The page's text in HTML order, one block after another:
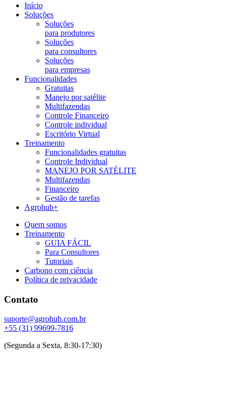
Início
Soluções
Soluções
para produtores
Soluções
para consultores
Soluções
para empresas
Funcionalidades
Gratuitas
Manejo por satélite
Multifazendas
Controle Financeiro
Controle individual
Escritório Virtual
Treinamento
Funcionalidades gratuitas
Controle Individual
MANEJO POR SATÉLITE
Multifazendas
Financeiro
Gestão de tarefas
Agrohub+
Quem somos
Treinamento
GUIA FÁCIL
Para Consultores
Tutoriais
Carbono com ciência
Política de privacidade
Contato
suporte@agrohub.com.br
+55 (31) 99699-7816
(Segunda a Sexta, 8:30-17:30)